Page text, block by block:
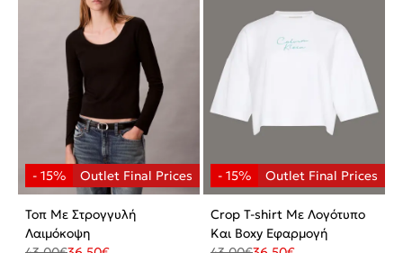
Τοπ Με Στρογγυλή
Λαιμόκοψη
Crop T-shirt Με Λογότυπο
Και Boxy Εφαρμογή